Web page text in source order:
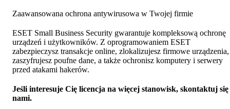
Zaawansowana ochrona antywirusowa w Twojej firmie
ESET Small Business Security gwarantuje kompleksową ochronę
urządzeń i użytkowników. Z oprogramowaniem ESET
zabezpieczysz transakcje online, zlokalizujesz firmowe urządzenia,
zaszyfrujesz poufne dane, a także ochronisz komputery i serwery
przed atakami hakerów.
Jeśli interesuje Cię licencja na więcej stanowisk, skontaktuj się
nami.